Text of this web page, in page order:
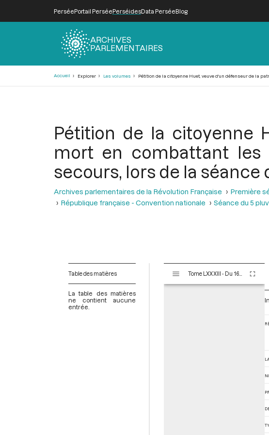
PerséePortail PerséePerséidesData PerséeBlog
ARCHIVES
PARLEMENTAIRES
Accueil Explorer Les volumes Pétition de la citoyenne Huet, veuve d'un défenseur de la
Pétition de la citoyenne
mort en combattant les
secours, lors de la séance
Archives parlementaires de la Révolution Française Première
République française - Convention nationale
Séance du 5
Table des matières
La table des matières
ne contient aucune
entrée.
s